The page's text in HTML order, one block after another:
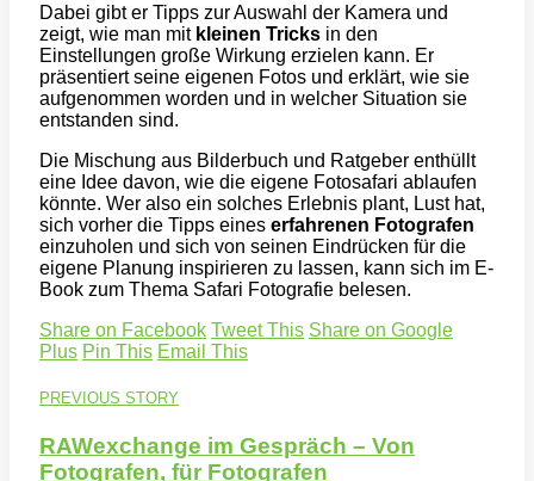
Dabei gibt er Tipps zur Auswahl der Kamera und
zeigt, wie man mit kleinen Tricks in den
Einstellungen große Wirkung erzielen kann. Er
präsentiert seine eigenen Fotos und erklärt, wie sie
aufgenommen worden und in welcher Situation sie
entstanden sind.
Die Mischung aus Bilderbuch und Ratgeber enthüllt
eine Idee davon, wie die eigene Fotosafari ablaufen
könnte. Wer also ein solches Erlebnis plant, Lust hat,
sich vorher die Tipps eines erfahrenen Fotografen
einzuholen und sich von seinen Eindrücken für die
eigene Planung inspirieren zu lassen, kann sich im E-
Book zum Thema Safari Fotografie belesen.
Share on Facebook Tweet This Share on Google
Plus Pin This Email This
PREVIOUS STORY
RAWexchange im Gespräch – Von
Fotografen, für Fotografen